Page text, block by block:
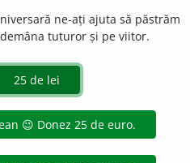
maxim, culme, moment
sens aziînv.
ne-ați ajuta să păstrăm
tuturor și pe viitor.